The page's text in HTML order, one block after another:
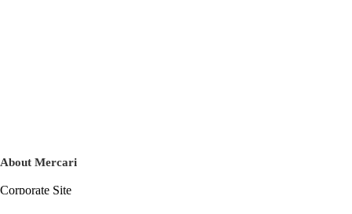
About Mercari
Corporate Site